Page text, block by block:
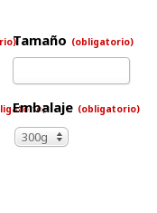
Tamaño (obligatorio)
Embalaje (obligatorio)
300g